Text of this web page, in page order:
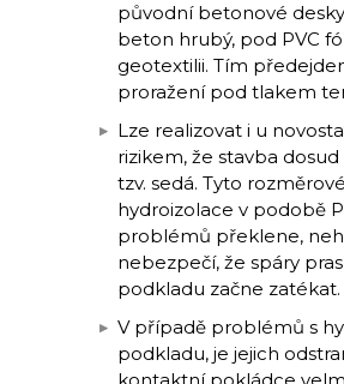
původní betonové
beton hrubý, pod PVC
geotextilii. Tím
proražení pod tlakem
Lze realizovat i u
rizikem, že stavba dosud
tzv. sedá. Tyto
hydroizolace v podobě
problémů překlene,
nebezpečí, že spáry
podkladu začne zatékat.
V případě problémů s
podkladu, je jejich